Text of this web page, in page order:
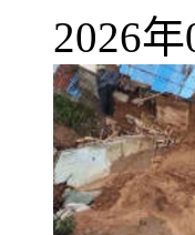
2026